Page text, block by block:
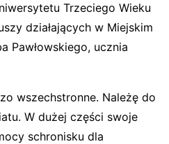
Trzeciego Wieku
działających w Miejskim
Pawłowskiego, ucznia
wszechstronne. Należę do
W dużej części swoje
schronisku dla